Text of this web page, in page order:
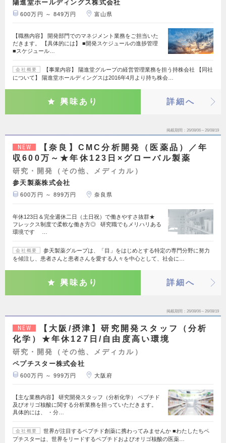
陽進堂ホールディングス株式会社
600万円 ～ 849万円 富山県
【職務内容】 開発部門でのマネジメント業務をご担当いた
だきます。 【具体的には】 ■開発スケジュールの進捗管理
■スケジュール…
会社概要
【事業内容】 陽進堂グループの経営管理業務を担う持株会社 【同社
について】 陽進堂ホールディングスは2016年4月より持ち株会…
興味あり 詳細へ
掲載期間 26/08/06～26/08/19
NEW
【奈良】CMC分析開発（医薬品）／年
収600万～★年休123日×グローバル製薬
研究・開発（その他、メディカル）
参天製薬株式会社
600万円 ～ 899万円 奈良県
年休123日＆完全週休二日（土日祝）で働きやすさ抜群★
フレックス制度で柔軟な働き方◎ 研究職でもメリハリある
環境です …
会社概要
参天製薬グループは、「目」をはじめとする特定の専門分野に努力
を傾注し、患者さんと患者さんを愛する人々を中心として、社会に…
興味あり 詳細へ
掲載期間 26/08/06～26/08/19
NEW
【大阪/摂津】研究開発スタッフ（分析
化学）★年休127日/自由度高い環境
研究・開発（その他、メディカル）
ペプチスター株式会社
600万円 ～ 999万円 大阪府
【主な業務内容】 研究開発スタッフ（分析化学） ペプチド
及びオリゴ核酸に関する分析業務を担っていただきます。
具体的には、 ・分…
会社概要
世界が注目するペプチド創薬に携わってみませんか ■わたしたちペ
プチスターは、世界をリードするペプチドおよびオリゴ核酸の医薬…